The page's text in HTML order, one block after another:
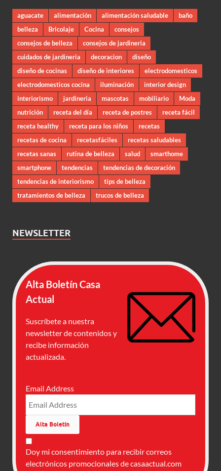
aguacate alimentación alimentación saludable
baño
belleza
Bricolaje Cocina
consejos
consejos de belleza
consejos de jardineria
cuidados de jardineria
decoracion
diseño
diseño de cocinas
diseño de interiores
electrodomesticos
electrodomesticos cocina
iluminación
interior design
interiorismo
jardineria mascotas mobiliario
Moda
nutrición
receta del día receta de postres
receta fácil
receta healthy
receta para los niños
recetas
recetas de cocina
recetasfáciles
recetas saludables
recetas sanas
rutina de belleza salud
smarthome
smartphone
tendencias
tendencias de decoración
tendencias de interiorismo
tips de belleza
tratamientos de belleza
trucos de belleza
NEWSLETTER
Alta Boletín Casa
Actual
Suscríbete a nuestra
newsletter de contenidos y
recibe información
actualizada.
Email Address
Doy mi consentimiento para recibir correos
electrónicos promocionales de casaactual.com